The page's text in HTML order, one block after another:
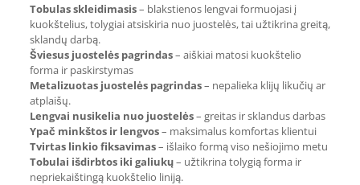
Tobulas skleidimasis– blakstienos lengvai formuojasi į
kuokštelius, tolygiai atsiskiria nuo juostelės, tai užtikrina greitą,
sklandų darbą.
Šviesus juostelės pagrindas– aiškiai matosi kuokštelio
forma ir paskirstymas
Metalizuotas juostelės pagrindas– nepalieka klijų likučių ar
atplaišų.
Lengvai nusikelia nuo juostelės– greitas ir sklandus darbas
Ypač minkštos ir lengvos– maksimalus komfortas klientui
Tvirtas linkio fiksavimas– išlaiko formą viso nešiojimo metu
Tobulai išdirbtos iki galiukų– užtikrina tolygią forma ir
nepriekaištingą kuokštelio liniją.